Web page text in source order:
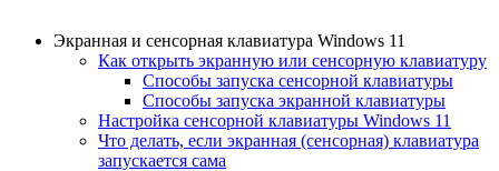
Экранная и сенсорная клавиатура Windows 11
Как открыть экранную или сенсорную клавиатуру
Способы запуска сенсорной клавиатуры
Способы запуска экранной клавиатуры
Настройка сенсорной клавиатуры Windows 11
Что делать, если экранная (сенсорная) клавиатура
запускается сама